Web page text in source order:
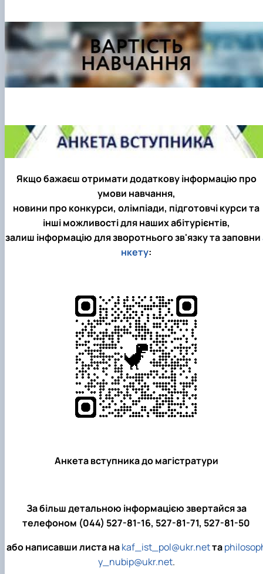
Якщо бажаєш отримати додаткову інформацію про
умови навчання,
новини про конкурси, олімпіади, підготовчі курси та
інші можливості для наших абітурієнтів,
залиш інформацію для зворотнього зв'язку та заповни
нкету:
Анкета вступника до магістратури
За більш детальною інформацією звертайсяза
телефоном (044) 527-81-16, 527-81-71, 527-81-50
або написавши листа наkaf_ist_pol@ukr.netта
y_nubip@ukr.net.